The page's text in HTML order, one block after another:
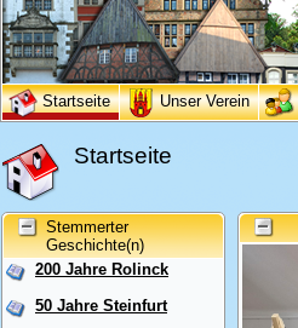
Startseite Unser Verein
Startseite
Stemmerter
Geschichte(n)
200 Jahre Rolinck
50 Jahre Steinfurt